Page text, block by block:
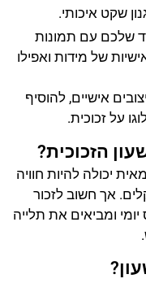
שקט איכותי.
שלכם עם תמונות
של מידות ואפילו
אישיים, להוסיף
על זכוכית.
הזכוכית?
יכולה להיות חוויה
אך חשוב לזכור
ומביאים את תלייה